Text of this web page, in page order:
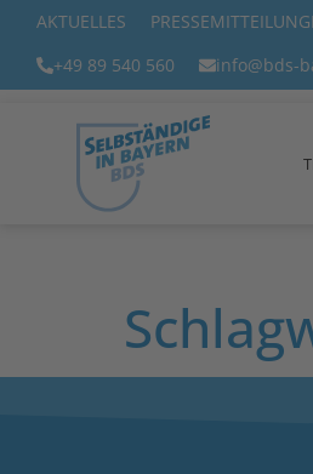
+49 89 540 560 info@bds-
AKTUELLES